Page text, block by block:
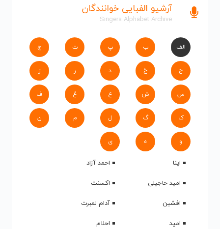
آرشیو الفبایی خوانندگان
Singers Alphabet Archive
الف ب پ ت ج
ح خ د ر ز
س ش ع غ ف
ک گ ل م ن
و ه ی
اینا
احمد آزاد
امید حاجیلی
اکسنت
افشین
آدام لمبرت
امید
احلام